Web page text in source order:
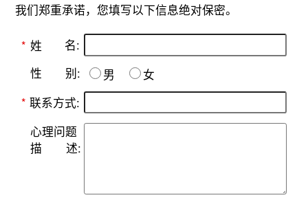
我们郑重承诺，您填写以下信息绝对保密。
* 姓 名:
性 别: 男
女
* 联系方式:
心理问题
描
述: